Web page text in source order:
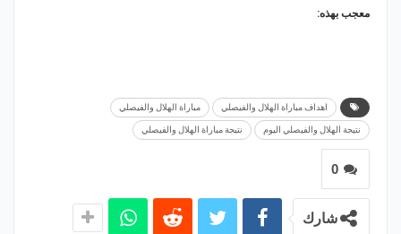
معجب بهذه:
اهداف مباراة الهلال والفيصلي مباراة الهلال والفيصلي
نتيجة الهلال والفيصلي اليوم نتيجة مباراة الهلال والفيصلي
0
شارك